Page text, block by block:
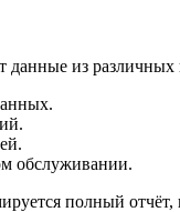
данные из различных
обслуживании.
полный